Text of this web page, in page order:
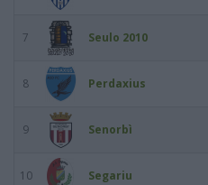
7 Seulo 2010
8 Perdaxius
9 Senorbì
10 Segariu